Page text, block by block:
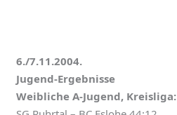
6./7.11.2004.
Jugend-Ergebnisse
Weibliche A-Jugend, Kreisliga: